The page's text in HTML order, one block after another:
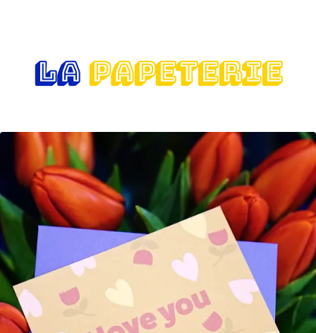
LA PAPETERIE